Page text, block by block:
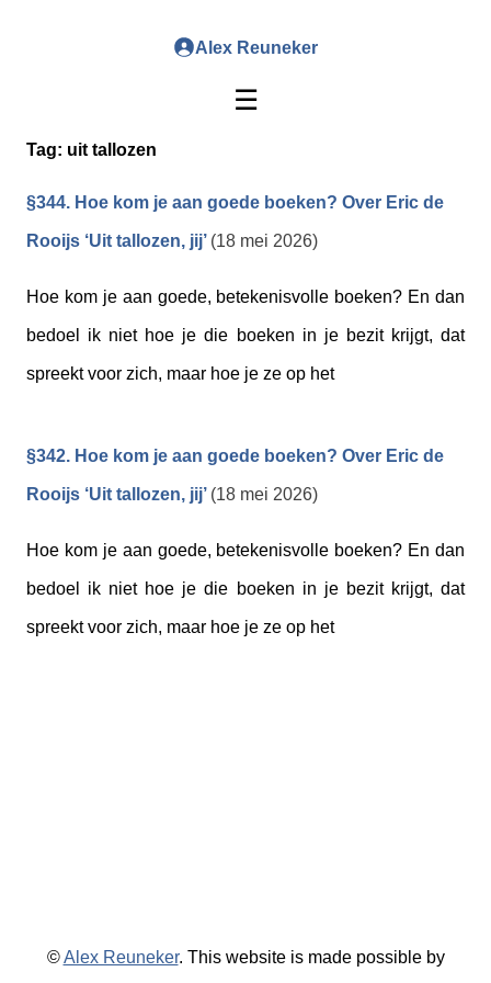
Alex Reuneker
☰
Tag: uit tallozen
§344. Hoe kom je aan goede boeken? Over Eric de
Rooijs ‘Uit tallozen, jij’ (18 mei 2026)
Hoe kom je aan goede, betekenisvolle boeken? En dan
bedoel ik niet hoe je die boeken in je bezit krijgt, dat
spreekt voor zich, maar hoe je ze op het
§342. Hoe kom je aan goede boeken? Over Eric de
Rooijs ‘Uit tallozen, jij’ (18 mei 2026)
Hoe kom je aan goede, betekenisvolle boeken? En dan
bedoel ik niet hoe je die boeken in je bezit krijgt, dat
spreekt voor zich, maar hoe je ze op het
©Alex Reuneker. This website is made possible by